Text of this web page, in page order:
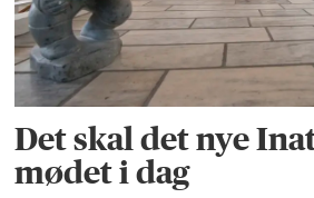
Det skal det nye
mødet i dag